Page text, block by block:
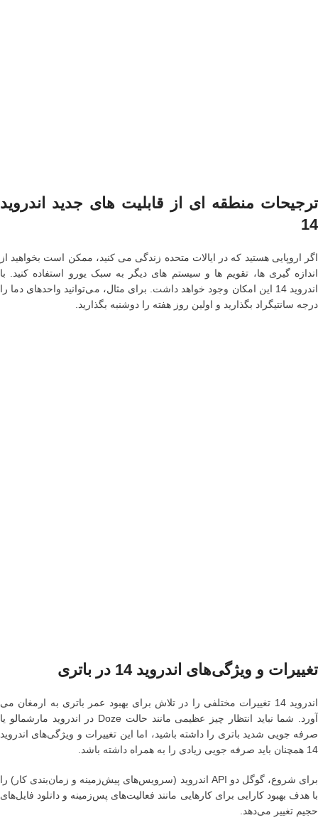
ترجیحات منطقه ای از قابلیت های جدید اندروید
14
اگر اروپایی هستید که در ایالات متحده زندگی می کنید، ممکن است بخواهید از
اندازه گیری ها، تقویم ها و سیستم های دیگر به سبک یورو استفاده کنید. با
اندروید 14 این امکان وجود خواهد داشت. برای مثال، می‌توانید واحدهای دما را
درجه سانتیگراد بگذارید و اولین روز هفته را دوشنبه بگذارید.
تغییرات و ویژگی‌های اندروید 14 در باتری
اندروید 14 تغییرات مختلفی را در تلاش برای بهبود عمر باتری به ارمغان می
آورد. شما نباید انتظار چیز عظیمی مانند حالت Doze در اندروید مارشمالو یا
صرفه جویی شدید باتری را داشته باشید، اما این تغییرات و ویژگی‌های اندروید
14 همچنان باید صرفه جویی زیادی را به همراه داشته باشد.
برای شروع، گوگل دو API اندروید (سرویس‌های پیش‌زمینه و زمان‌بندی کار) را
با هدف بهبود کارایی برای کارهایی مانند فعالیت‌های پس‌زمینه و دانلود فایل‌های
حجیم تغییر می‌دهد.